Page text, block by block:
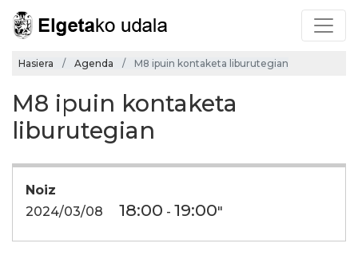
Hasiera Agenda M8 ipuin kontaketa liburutegian
M8 ipuin kontaketa
liburutegian
Noiz
2024/03/08
18:00 - 19:00"